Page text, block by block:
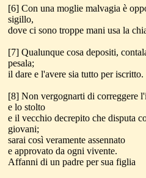
[6] Con una moglie malvagia è
sigillo,
dove ci sono troppe mani usa la
[7] Qualunque cosa depositi,
pesala;
il dare e l'avere sia tutto per iscritto.
[8] Non vergognarti di correggere
e lo stolto
e il vecchio decrepito che disputa
giovani;
sarai così veramente assennato
e approvato da ogni vivente.
Affanni di un padre per sua figlia